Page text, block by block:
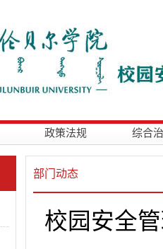
政策法规 综合
部门动态
校园安全